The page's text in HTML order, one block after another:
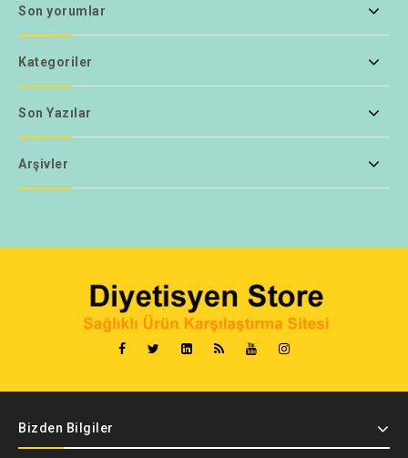
Son yorumlar
Kategoriler
Son Yazılar
Arşivler
Bizden Bilgiler